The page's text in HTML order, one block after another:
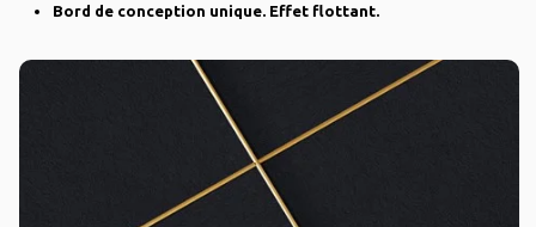
Bord de conception unique. Effet flottant.